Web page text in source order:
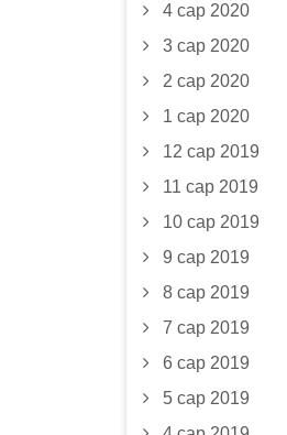
4 сар 2020
3 сар 2020
2 сар 2020
1 сар 2020
12 сар 2019
11 сар 2019
10 сар 2019
9 сар 2019
8 сар 2019
7 сар 2019
6 сар 2019
5 сар 2019